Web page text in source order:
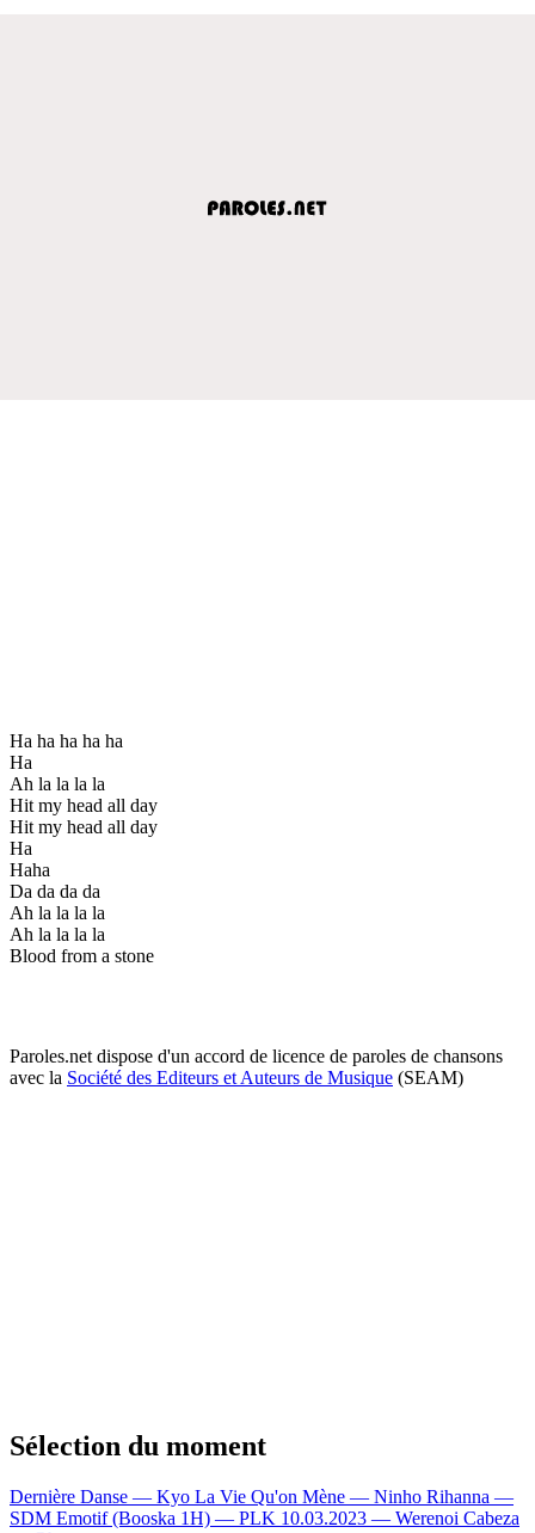
Ha ha ha ha ha
Ha
Ah la la la la
Hit my head all day
Hit my head all day
Ha
Haha
Da da da da
Ah la la la la
Ah la la la la
Blood from a stone
Paroles.net dispose d'un accord de licence de paroles de chansons
avec la Société des Editeurs et Auteurs de Musique (SEAM)
Sélection du moment
Dernière Danse — Kyo La Vie Qu'on Mène — Ninho Rihanna —
SDM Emotif (Booska 1H) — PLK 10.03.2023 — Werenoi Cabeza